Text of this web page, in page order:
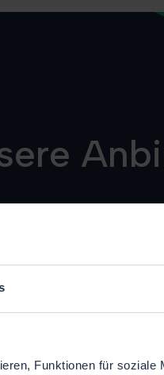
Funktionen für soziale